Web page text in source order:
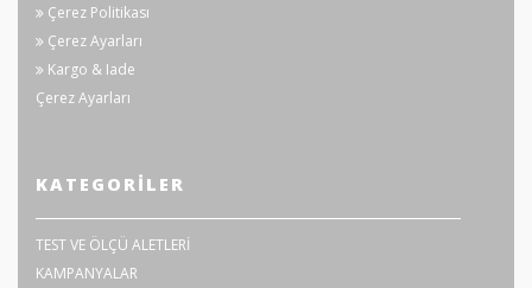
Çerez Politikası
Çerez Ayarları
Kargo & Iade
Çerez Ayarları
KATEGORILER
TEST VE ÖLÇÜ ALETLERİ
KAMPANYALAR